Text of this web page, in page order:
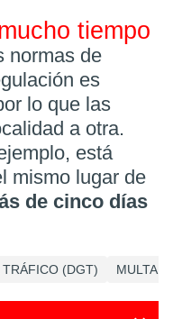
tiempo
normas de
es
lo que las
a otra.
está
mismo lugar de
de cinco días
TRÁFICO (DGT) MULTA